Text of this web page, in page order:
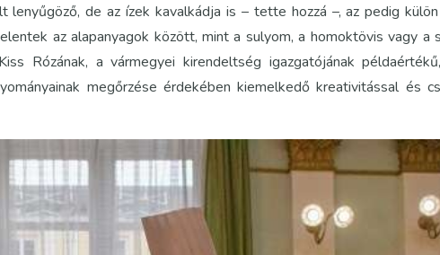
de az ízek kavalkádja is – tette hozzá –, az pedig
az alapanyagok között, mint a sulyom, a homoktövis vagy a
Rózának, a vármegyei kirendeltség igazgatójának
megőrzése érdekében kiemelkedő kreativitással és